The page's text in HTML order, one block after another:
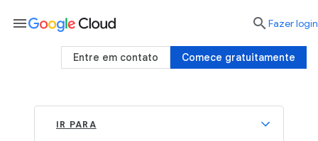
IR PARA
menu  Fazer login
Comece gratuitamente
Entre em contato